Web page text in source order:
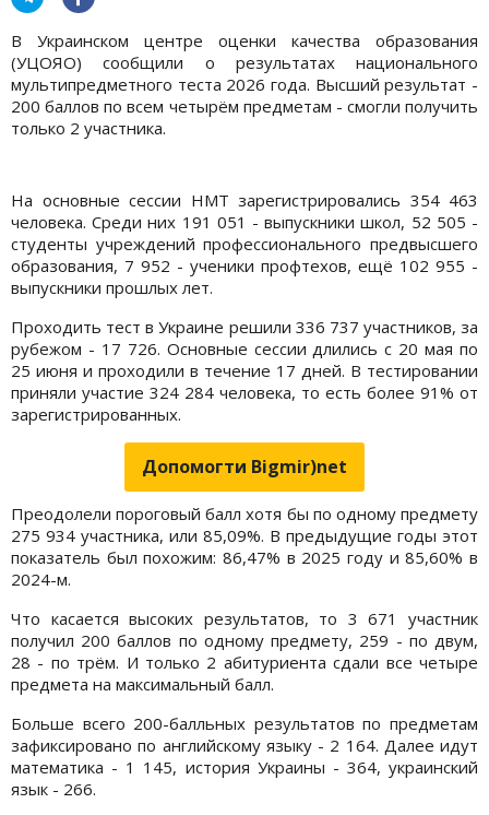
В Украинском центре оценки качества образования
(УЦОЯО) сообщили о результатах национального
мультипредметного теста 2026 года. Высший результат -
200 баллов по всем четырём предметам - смогли получить
только 2 участника.
На основные сессии НМТ зарегистрировались 354 463
человека. Среди них 191 051 - выпускники школ, 52 505 -
студенты учреждений профессионального предвысшего
образования, 7 952 - ученики профтехов, ещё 102 955 -
выпускники прошлых лет.
Проходить тест в Украине решили 336 737 участников, за
рубежом - 17 726. Основные сессии длились с 20 мая по
25 июня и проходили в течение 17 дней. В тестировании
приняли участие 324 284 человека, то есть более 91% от
зарегистрированных.
Допомогти Bigmir)net
Преодолели пороговый балл хотя бы по одному предмету
275 934 участника, или 85,09%. В предыдущие годы этот
показатель был похожим: 86,47% в 2025 году и 85,60% в
2024-м.
Что касается высоких результатов, то 3 671 участник
получил 200 баллов по одному предмету, 259 - по двум,
28 - по трём. И только 2 абитуриента сдали все четыре
предмета на максимальный балл.
Больше всего 200-балльных результатов по предметам
зафиксировано по английскому языку - 2 164. Далее идут
математика - 1 145, история Украины - 364, украинский
язык - 266.